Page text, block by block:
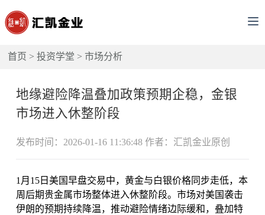
首页 >投资学堂 >市场分析
地缘避险降温叠加政策预期企稳，金银
市场进入休整阶段
发布时间：2026-01-16 11:36:48 作者：汇凯金业原创
1月15日美国早盘交易中，黄金与白银价格同步走低，本
周后期贵金属市场整体进入休整阶段。市场对美国袭击
伊朗的预期持续降温，推动避险情绪边际缓和，叠加特